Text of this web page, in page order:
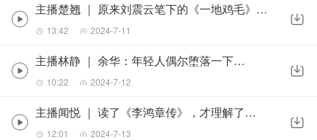
主播楚翘 ｜ 原来刘震云笔下的《一地鸡毛》，藏着这3个人生真相
13:42 2024-7-11
主播林静 ｜ 余华：年轻人偶尔堕落一下，是好事
10:22 2024-7-12
主播闻悦 ｜ 读了《李鸿章传》，才理解了他的悲哀
12:01 2024-7-13